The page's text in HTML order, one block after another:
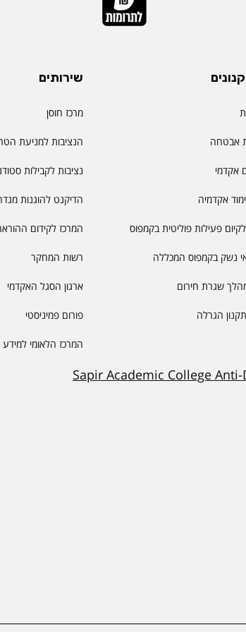
אבטחה
אקדמי
אקדמיה
פעילות פוליטית בקמפוס
נשק בקמפוס המכללה
שגרת חירום
הגרלה
שירותים
מרכז חוסן
הנציבות למניעת
נציבות לקבילות
הדיקנט להוגנות
המרכז לקידום
רשות המחקר
ארגון הסגל האקדמי
פורום פמיניסטי
המרכז הלאומי
Sapir Academic College